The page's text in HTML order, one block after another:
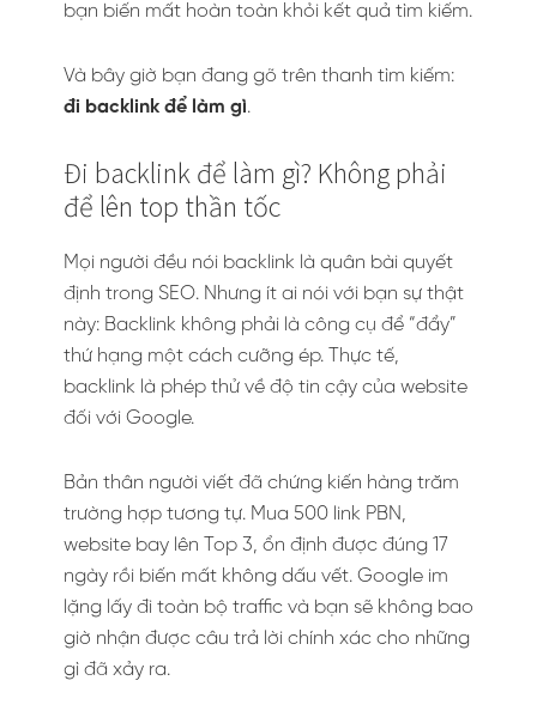
bạn biến mất hoàn toàn khỏi kết quả tìm kiếm.
Và bây giờ bạn đang gõ trên thanh tìm kiếm:
đi backlink để làm gì.
Đi backlink để làm gì? Không phải
để lên top thần tốc
Mọi người đều nói backlink là quân bài quyết
định trong SEO. Nhưng ít ai nói với bạn sự thật
này: Backlink không phải là công cụ để “đẩy”
thứ hạng một cách cưỡng ép. Thực tế,
backlink là phép thử về độ tin cậy của website
đối với Google.
Bản thân người viết đã chứng kiến hàng trăm
trường hợp tương tự. Mua 500 link PBN,
website bay lên Top 3, ổn định được đúng 17
ngày rồi biến mất không dấu vết. Google im
lặng lấy đi toàn bộ traffic và bạn sẽ không bao
giờ nhận được câu trả lời chính xác cho những
gì đã xảy ra.